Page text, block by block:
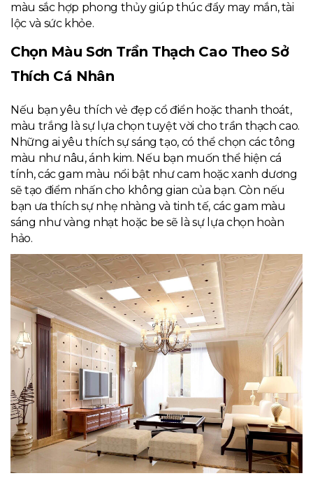
màu sắc hợp phong thủy giúp thúc đẩy may mắn, tài
lộc và sức khỏe.
Chọn Màu Sơn Trần Thạch Cao Theo Sở
Thích Cá Nhân
Nếu bạn yêu thích vẻ đẹp cổ điển hoặc thanh thoát,
màu trắng là sự lựa chọn tuyệt vời cho trần thạch cao.
Những ai yêu thích sự sáng tạo, có thể chọn các tông
màu như nâu, ánh kim. Nếu bạn muốn thể hiện cá
tính, các gam màu nổi bật như cam hoặc xanh dương
sẽ tạo điểm nhấn cho không gian của bạn. Còn nếu
bạn ưa thích sự nhẹ nhàng và tinh tế, các gam màu
sáng như vàng nhạt hoặc be sẽ là sự lựa chọn hoàn
hảo.